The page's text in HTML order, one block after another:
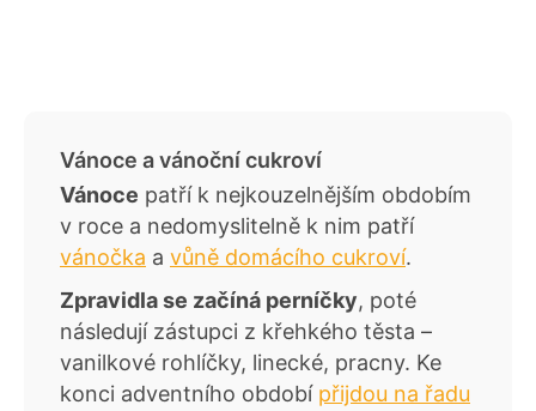
Vánoce a vánoční cukroví
Vánoce patří k nejkouzelnějším obdobím
v roce a nedomyslitelně k nim patří
vánočka a vůně domácího cukroví.
Zpravidla se začíná perníčky, poté
následují zástupci z křehkého těsta –
vanilkové rohlíčky, linecké, pracny. Ke
konci adventního období přijdou na řadu